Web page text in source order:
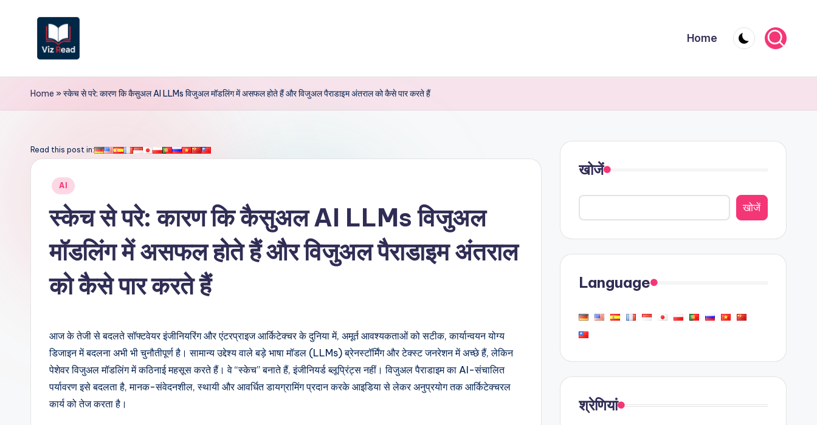
V
iz
e
d
A
Home
Home »स्केच से परे: कारण कि कैसुअल AI LLMs विजुअल मॉडलिंग में असफल होते हैं और विजुअल पैराडाइम अंतराल को कैसे पार करते हैं
Read this post in:
Posted
AI
स्केच से परे: कारण कि कैसुअल AI LLMs विजुअल
मॉडलिंग में असफल होते हैं और विजुअल पैराडाइम अंतराल
को कैसे पार करते हैं
आज के तेजी से बदलते सॉफ्टवेयर इंजीनियरिंग और एंटरप्राइज आर्किटेक्चर के दुनिया में, अमूर्त आवश्यकताओं को सटीक, कार्यान्वयन योग्य
डिजाइन में बदलना अभी भी चुनौतीपूर्ण है। सामान्य उद्देश्य वाले बड़े भाषा मॉडल (LLMs) ब्रेनस्टॉर्मिंग और टेक्स्ट जनरेशन में अच्छे हैं, लेकिन
पेशेवर विजुअल मॉडलिंग में कठिनाई महसूस करते हैं। वे “स्केच” बनाते हैं, इंजीनियर्ड ब्लूप्रिंट्स नहीं। विजुअल पैराडाइम का AI-संचालित
पर्यावरण इसे बदलता है, मानक-संवेदनशील, स्थायी और आवर्धित डायग्रामिंग प्रदान करके आइडिया से लेकर अनुप्रयोग तक आर्किटेक्चरल
कार्य को तेज करता है।
खोजें
खोजें
Language
श्रेणियां